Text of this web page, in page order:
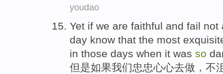
youdao
Yet if we are faithful and fail not
day know that the most
in those days when it was so
但是如果我们忠忠心心去做 ， 不